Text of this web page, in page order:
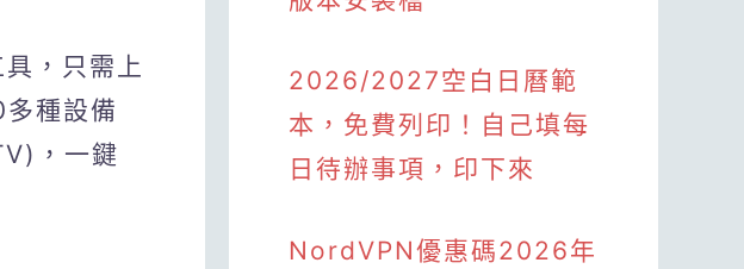
，只需上
種設備
，一鍵
2026/2027空白日曆範
本，免費列印！自己填每
日待辦事項，印下來
NordVPN優惠碼2026年